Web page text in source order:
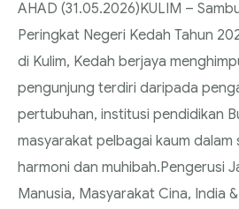
AHAD (31.05.2026)‎‎KULIM –
Peringkat Negeri Kedah Tahun
di Kulim, Kedah berjaya
pengunjung terdiri daripada
pertubuhan, institusi pendidikan
masyarakat pelbagai kaum dalam
harmoni dan muhibah.‎‎Pengerusi
Manusia, Masyarakat Cina, India